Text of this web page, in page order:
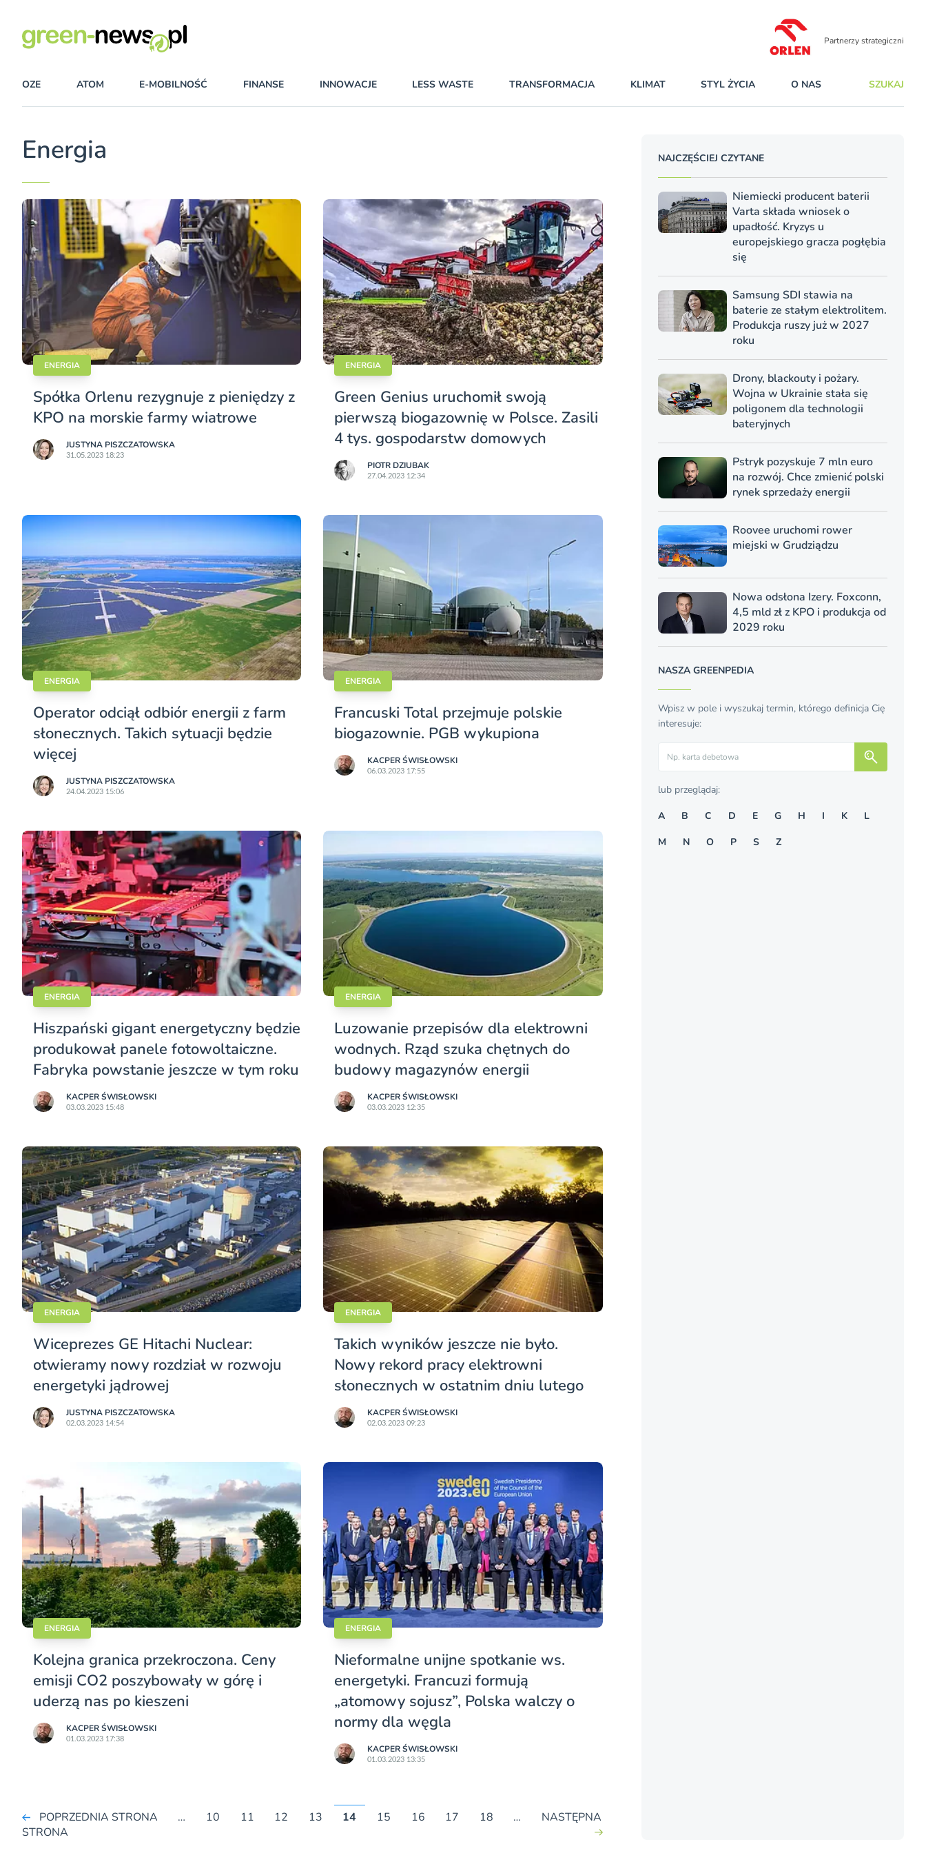
Partnerzy strategiczni
OZE ATOM E-MOBILNOŚĆ FINANSE INNOWACJE LESS WASTE TRANSFORMACJA KLIMAT STYL ŻYCIA O NAS SZUKAJ
Energia
ENERGIA
Spółka Orlenu rezygnuje z pieniędzy z
KPO na morskie farmy wiatrowe
JUSTYNA PISZCZATOWSKA
31.05.2023 18:23
ENERGIA
Green Genius uruchomił swoją
pierwszą biogazownię w Polsce. Zasili
4 tys. gospodarstw domowych
PIOTR DZIUBAK
27.04.2023 12:34
ENERGIA
Operator odciął odbiór energii z farm
słonecznych. Takich sytuacji będzie
więcej
JUSTYNA PISZCZATOWSKA
24.04.2023 15:06
ENERGIA
Francuski Total przejmuje polskie
biogazownie. PGB wykupiona
KACPER ŚWISŁO­WSKI
06.03.2023 17:55
ENERGIA
Hiszpański gigant energetyczny będzie
produkował panele fotowoltaiczne.
Fabryka powstanie jeszcze w tym roku
KACPER ŚWISŁO­WSKI
03.03.2023 15:48
ENERGIA
Luzowanie przepisów dla elektrowni
wodnych. Rząd szuka chętnych do
budowy magazynów energii
KACPER ŚWISŁO­WSKI
03.03.2023 12:35
ENERGIA
Wiceprezes GE Hitachi Nuclear:
otwieramy nowy rozdział w rozwoju
energetyki jądrowej
JUSTYNA PISZCZATOWSKA
02.03.2023 14:54
ENERGIA
Takich wyników jeszcze nie było.
Nowy rekord pracy elektrowni
słonecznych w ostatnim dniu lutego
KACPER ŚWISŁO­WSKI
02.03.2023 09:23
ENERGIA
Kolejna granica przekroczona. Ceny
emisji CO2 poszybowały w górę i
uderzą nas po kieszeni
KACPER ŚWISŁO­WSKI
01.03.2023 17:38
ENERGIA
Nieformalne unijne spotkanie ws.
energetyki. Francuzi formują
„atomowy sojusz”, Polska walczy o
normy dla węgla
KACPER ŚWISŁO­WSKI
01.03.2023 13:35
POPRZEDNIA STRONA … 10 11 12 13 14 15 16 17 18 …
NASTĘPNA
STRONA
NAJCZĘŚCIEJ CZYTANE
Niemiecki producent baterii
Varta składa wniosek o
upadłość. Kryzys u
europejskiego gracza pogłębia
się
Samsung SDI stawia na
baterie ze stałym elektrolitem.
Produkcja ruszy już w 2027
roku
Drony, blackouty i pożary.
Wojna w Ukrainie stała się
poligonem dla technologii
bateryjnych
Pstryk pozyskuje 7 mln euro
na rozwój. Chce zmienić polski
rynek sprzedaży energii
Roovee uruchomi rower
miejski w Grudziądzu
Nowa odsłona Izery. Foxconn,
4,5 mld zł z KPO i produkcja od
2029 roku
NASZA GREENPEDIA
Wpisz w pole i wyszukaj termin, którego definicja Cię
interesuje:
lub przeglądaj:
A
B C D E G H I K
L
M
N O P S Z